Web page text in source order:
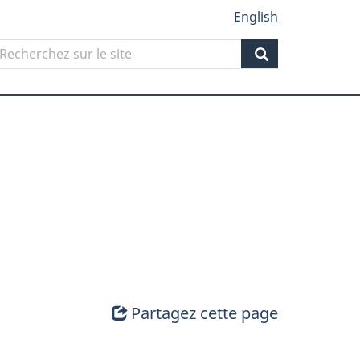
English
Search
Search
Partagez cette page